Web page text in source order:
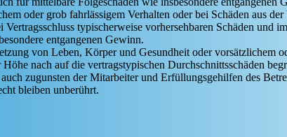
oder grob fahrlässigem Verhalten oder bei Schäden aus
typischerweise vorhersehbaren Schäden und
entgangenen Gewinn.
von Leben, Körper und Gesundheit oder vorsätzlichem
nach auf die vertragstypischen Durchschnittsschäden
zugunsten der Mitarbeiter und Erfüllungsgehilfen des
bleiben unberührt.